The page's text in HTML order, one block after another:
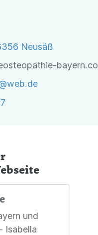
Neusäß
web.de
und
Isabella